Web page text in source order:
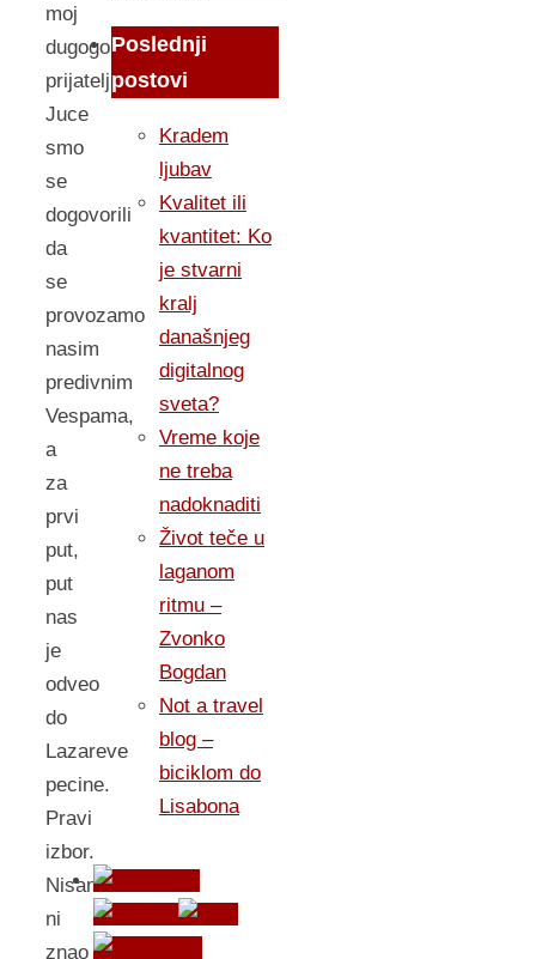
moj
dugogoisnji
prijatelj.
Juce
smo
se
dogovorili
da
se
provozamo
nasim
predivnim
Vespama,
a
za
prvi
put,
put
nas
je
odveo
do
Lazareve
pecine.
Pravi
izbor.
Nisam
ni
znao
Poslednji
postovi
Kradem
ljubav
Kvalitet ili
kvantitet: Ko
je stvarni
kralj
današnjeg
digitalnog
sveta?
Vreme koje
ne treba
nadoknaditi
Život teče u
laganom
ritmu –
Zvonko
Bogdan
Not a travel
blog –
biciklom do
Lisabona